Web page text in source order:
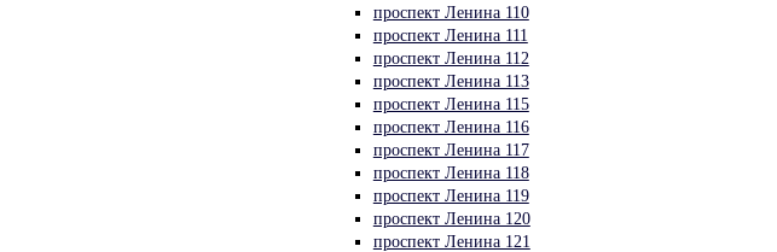
проспект Ленина 110
проспект Ленина 111
проспект Ленина 112
проспект Ленина 113
проспект Ленина 115
проспект Ленина 116
проспект Ленина 117
проспект Ленина 118
проспект Ленина 119
проспект Ленина 120
проспект Ленина 121